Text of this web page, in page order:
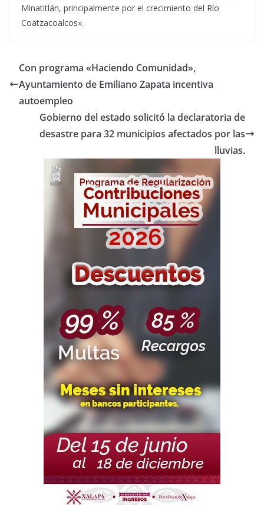
Minatitlán, principalmente por el crecimiento del Río
Coatzacoalcos».
Con programa «Haciendo Comunidad»,
Ayuntamiento de Emiliano Zapata incentiva
autoempleo
Gobierno del estado solicitó la declaratoria de
desastre para 32 municipios afectados por las
lluvias.